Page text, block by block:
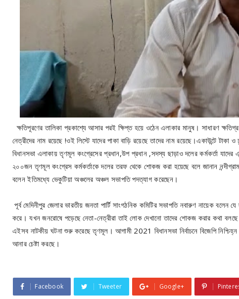
ক্ষতিপূরণের তালিকা প্রকাশ্যে আসার পরই ক্ষিপ্ত হয়ে ওঠেন এলাকার মানুষ। সাধারণ
নেত্রীদের নাম রয়েছে !ওই লিস্টে যাদের পাকা বাড়ি রয়েছে তাদের নাম রয়েছে।একাউন্টে
বিধানসভা এলাকায় তৃণমূল কংগ্রেসের প্রধান,উপ প্রধান ,সদস্য ছাড়াও দলের কর্মকর্তা যাদের
২০০জন তৃণমূল কংগ্রেস কর্মকর্তাকে দলের তরফ থেকে শোকজ করা হয়েছে বলে জানান
বলেন ইতিমধ্যে ভেকুটিয়া অঞ্চলের অঞ্চল সভাপতি পদত্যাগ করেছেন।
পূর্ব মেদিনীপুর জেলার ভারতীয় জনতা পার্টি সাংগঠনিক কমিটির সভাপতি নবারুণ নায়েক বলেন
করে। যখন জনরোষে পড়েছে নেতা-নেত্রীরা তাই লোক দেখানো তাদের শোকজ করার কথা
এইসব নাটকীয় ঘটনা শুরু করেছে তৃণমূল। আগামী 2021 বিধানসভা নির্বাচনে বিজেপি নিশ্চিহ্ন
আনার চেষ্টা করছে।
Facebook Tweeter Google+